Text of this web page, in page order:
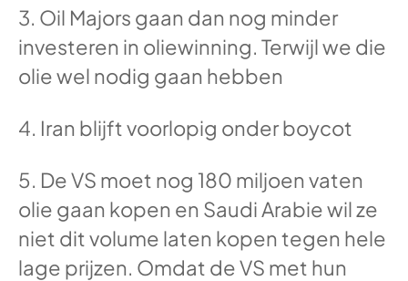
3. Oil Majors gaan dan nog minder
investeren in oliewinning. Terwijl we die
olie wel nodig gaan hebben
4. Iran blijft voorlopig onder boycot
5. De VS moet nog 180 miljoen vaten
olie gaan kopen en Saudi Arabie wil ze
niet dit volume laten kopen tegen hele
lage prijzen. Omdat de VS met hun